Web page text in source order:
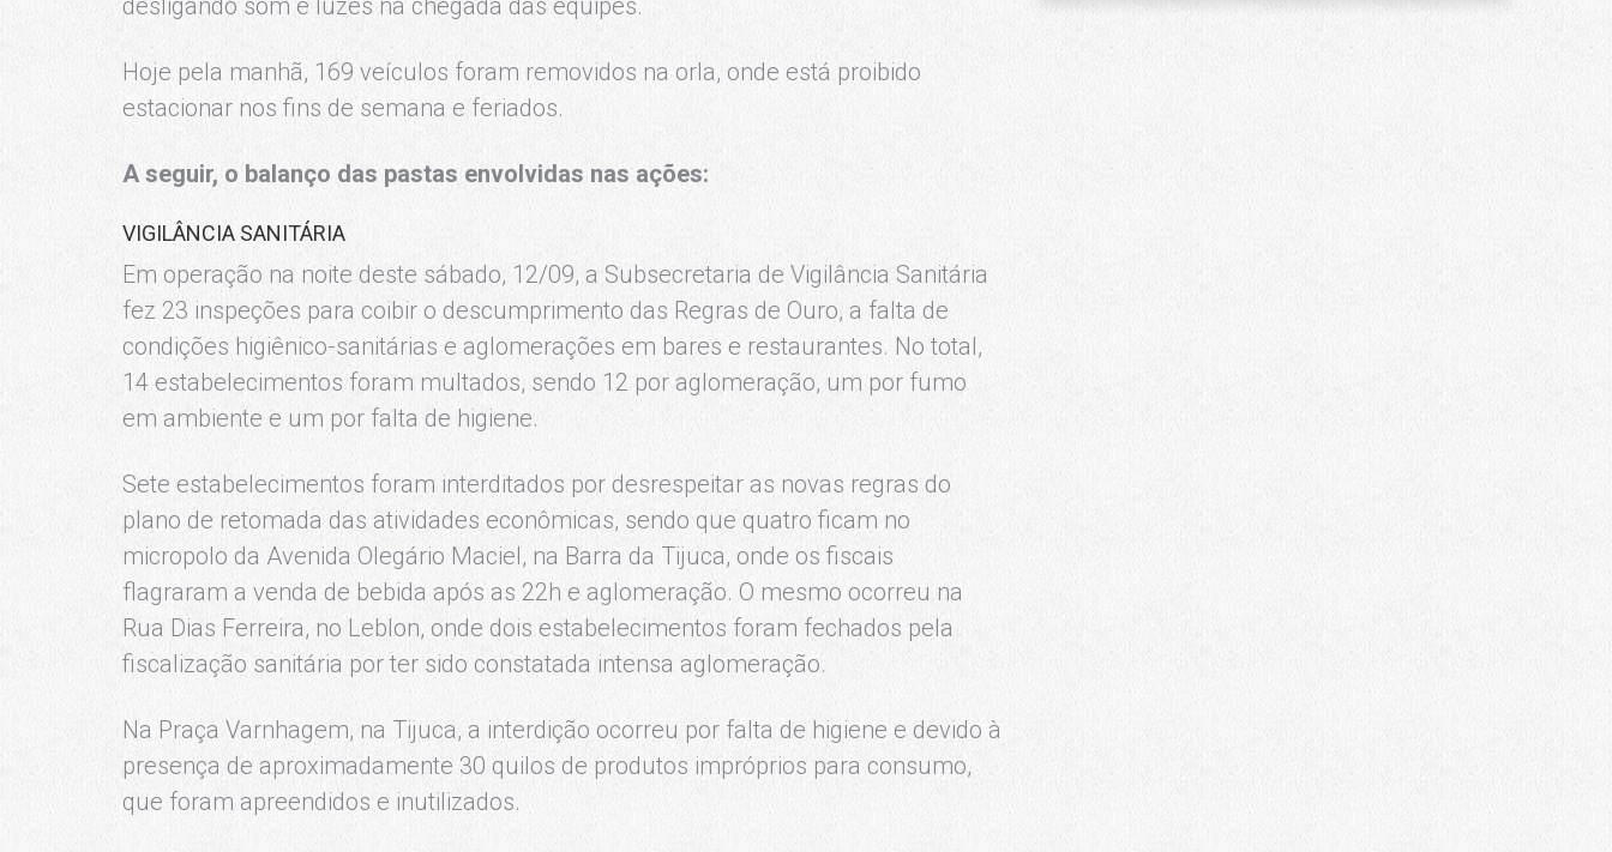
desligando som e luzes na chegada das equipes.
Hoje pela manhã, 169 veículos foram removidos na orla, onde está proibido
estacionar nos fins de semana e feriados.
A seguir, o balanço das pastas envolvidas nas ações:
VIGILÂNCIA SANITÁRIA
Em operação na noite deste sábado, 12/09, a Subsecretaria de Vigilância Sanitária
fez 23 inspeções para coibir o descumprimento das Regras de Ouro, a falta de
condições higiênico-sanitárias e aglomerações em bares e restaurantes. No total,
14 estabelecimentos foram multados, sendo 12 por aglomeração, um por fumo
em ambiente e um por falta de higiene.
Sete estabelecimentos foram interditados por desrespeitar as novas regras do
plano de retomada das atividades econômicas, sendo que quatro ficam no
micropolo da Avenida Olegário Maciel, na Barra da Tijuca, onde os fiscais
flagraram a venda de bebida após as 22h e aglomeração. O mesmo ocorreu na
Rua Dias Ferreira, no Leblon, onde dois estabelecimentos foram fechados pela
fiscalização sanitária por ter sido constatada intensa aglomeração.
Na Praça Varnhagem, na Tijuca, a interdição ocorreu por falta de higiene e devido à
presença de aproximadamente 30 quilos de produtos impróprios para consumo,
que foram apreendidos e inutilizados.